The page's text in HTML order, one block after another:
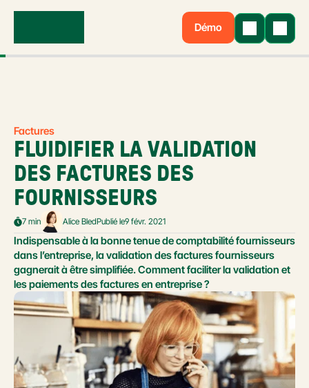
Démo
Factures
FLUIDIFIER LA VALIDATION
DES FACTURES DES
FOURNISSEURS
7 min Alice BledPublié le9 févr. 2021
Indispensable à la bonne tenue de comptabilité fournisseurs
dans l’entreprise, la validation des factures fournisseurs
gagnerait à être simplifiée. Comment faciliter la validation et
les paiements des factures en entreprise ?